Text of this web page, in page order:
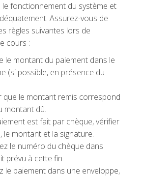
fonctionnement du système et
Assurez-vous de
règles suivantes lors de
cours :
le montant du paiement dans le
(si possible, en présence du
que le montant remis correspond
montant dû.
est fait par chèque, vérifier
le montant et la signature.
le numéro du chèque dans
prévu à cette fin.
le paiement dans une enveloppe,